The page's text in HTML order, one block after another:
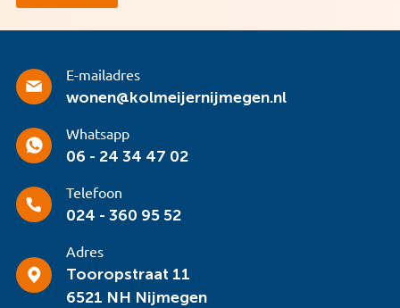
E-mailadres
wonen@kolmeijernijmegen.nl
Whatsapp
06 - 24 34 47 02
Telefoon
024 - 360 95 52
Adres
Tooropstraat 11
6521 NH Nijmegen